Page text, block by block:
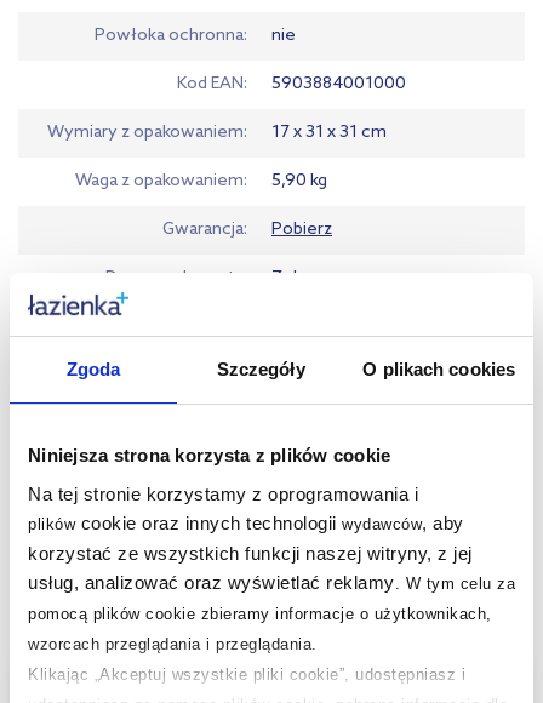
Zgoda Szczegóły O plikach cookies
Niniejsza strona korzysta z plików cookie
Na tej stronie korzystamy z oprogramowania i
plikówcookie oraz innych technologii wydawców, aby
korzystać ze wszystkich funkcji naszej witryny, z jej
usług, analizować oraz wyświetlać reklamy
W tym celu za
pomocą plików cookie zbieramy informacje o użytkownikach,
wzorcach przeglądania i przeglądania.
Klikając „Akceptuj wszystkie pliki cookie”, udostępniasz i
Powłoka ochronna nie
Kod EAN 5903884001000
Wymiary z opakowaniem 17 x 31 x 31 cm
Waga z opakowaniem 5,90 kg
Gwarancja Pobierz
Dane producenta Zobacz
Kupowane z tym produktem:
Produkty z serii:
Produkty podobne:
multirabaty multirabaty